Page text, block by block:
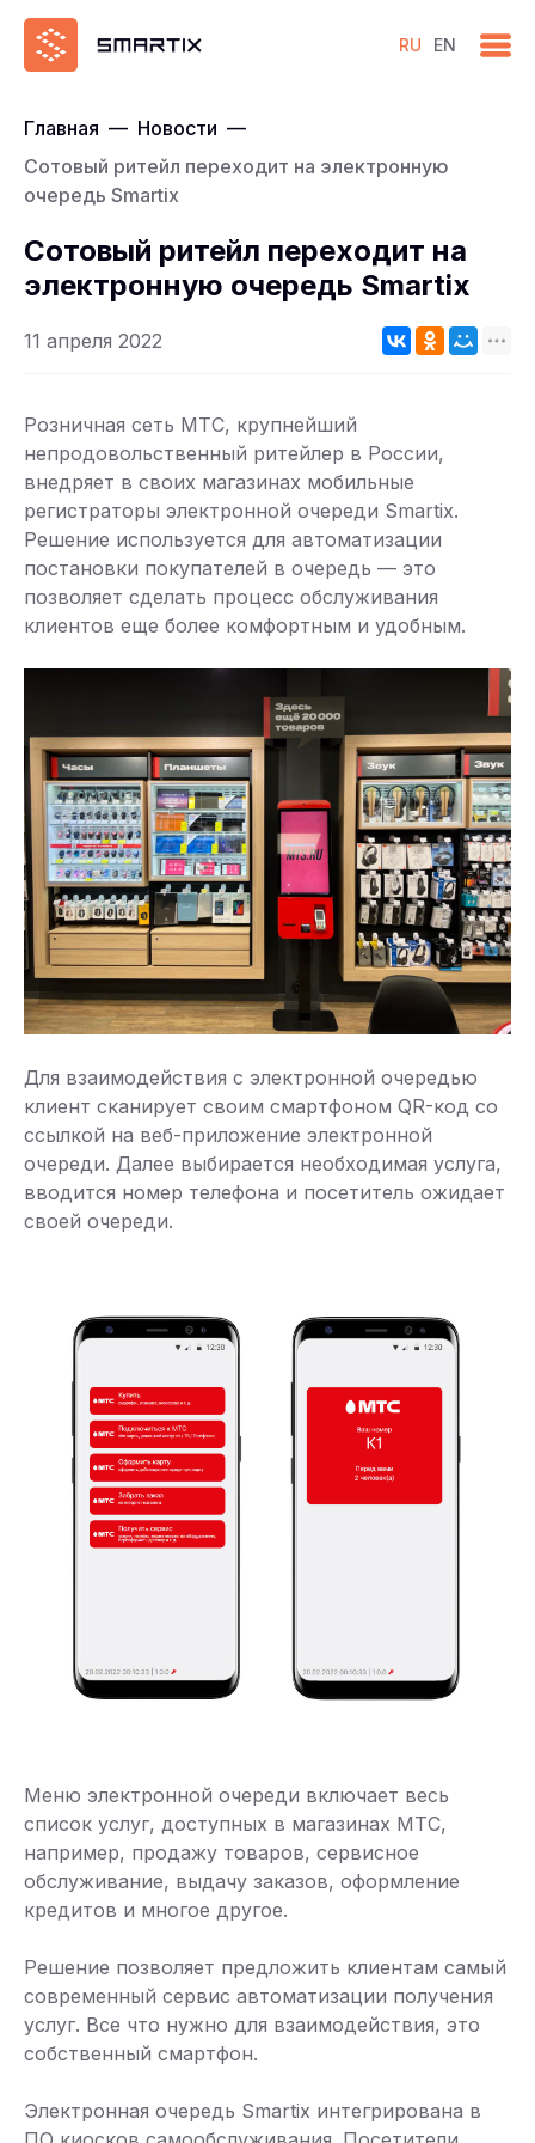
RU EN
Главная — Новости —
Сотовый ритейл переходит на электронную
очередь Smartix
Сотовый ритейл переходит на
электронную очередь Smartix
11 апреля 2022
Розничная сеть МТС, крупнейший
непродовольственный ритейлер в России,
внедряет в своих магазинах мобильные
регистраторы электронной очереди Smartix.
Решение используется для автоматизации
постановки покупателей в очередь — это
позволяет сделать процесс обслуживания
клиентов еще более комфортным и удобным.
Для взаимодействия с электронной очередью
клиент сканирует своим смартфоном QR-код со
ссылкой на веб-приложение электронной
очереди. Далее выбирается необходимая услуга,
вводится номер телефона и посетитель ожидает
своей очереди.
Меню электронной очереди включает весь
список услуг, доступных в магазинах МТС,
например, продажу товаров, сервисное
обслуживание, выдачу заказов, оформление
кредитов и многое другое.
Решение позволяет предложить клиентам самый
современный сервис автоматизации получения
услуг. Все что нужно для взаимодействия, это
собственный смартфон.
Электронная очередь Smartix интегрирована в